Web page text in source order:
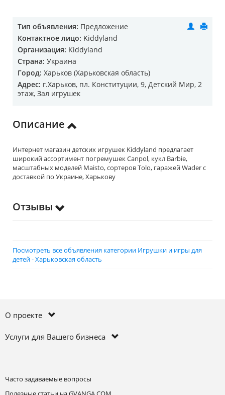
Тип объявления: Предложение
Контактное лицо: Kiddyland
Организация: Kiddyland
Страна: Украина
Город: Харьков (Харьковская область)
Адрес: г.Харьков, пл. Конституции, 9, Детский Мир, 2
этаж, Зал игрушек
Описание
Интернет магазин детских игрушек Kiddyland предлагает
широкий ассортимент погремушек Canpol, кукл Barbie,
масштабных моделей Maisto, сортеров Tolo, гаражей Wader с
доставкой по Украине, Харькову
Отзывы
Посмотреть все объявления категории Игрушки и игры для
детей - Харьковская область
О проекте
Услуги для Вашего бизнеса
Часто задаваемые вопросы